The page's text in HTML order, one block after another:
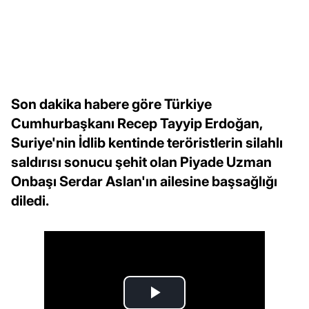
Son dakika habere göre Türkiye
Cumhurbaşkanı Recep Tayyip Erdoğan,
Suriye'nin İdlib kentinde teröristlerin silahlı
saldırısı sonucu şehit olan Piyade Uzman
Onbaşı Serdar Aslan'ın ailesine başsağlığı
diledi.